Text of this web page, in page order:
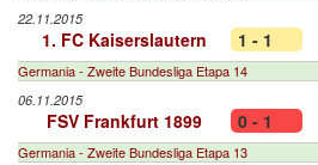
22.11.2015
1. FC Kaiserslautern 1 - 1
Germania - Zweite Bundesliga Etapa 14
06.11.2015
FSV Frankfurt 1899 0 - 1
Germania - Zweite Bundesliga Etapa 13